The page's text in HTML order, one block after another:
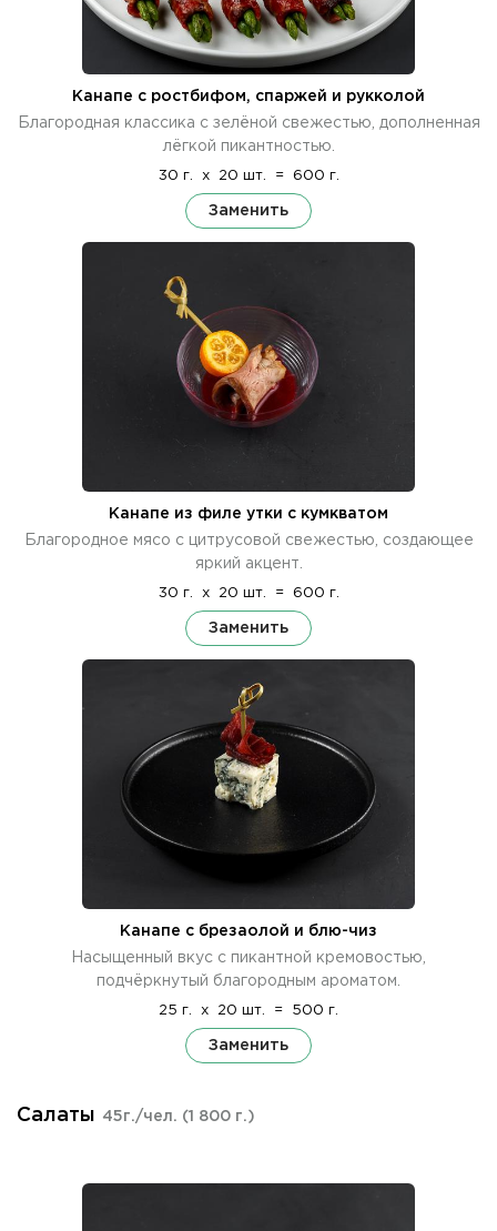
Канапе с ростбифом, спаржей и рукколой
Благородная классика с зелёной свежестью, дополненная
лёгкой пикантностью.
30 г. x 20 шт. = 600 г.
Заменить
Канапе из филе утки с кумкватом
Благородное мясо с цитрусовой свежестью, создающее
яркий акцент.
30 г. x 20 шт. = 600 г.
Заменить
Канапе с брезаолой и блю-чиз
Насыщенный вкус с пикантной кремовостью,
подчёркнутый благородным ароматом.
25 г. x 20 шт. = 500 г.
Заменить
Салаты 45г./чел. (1 800 г.)